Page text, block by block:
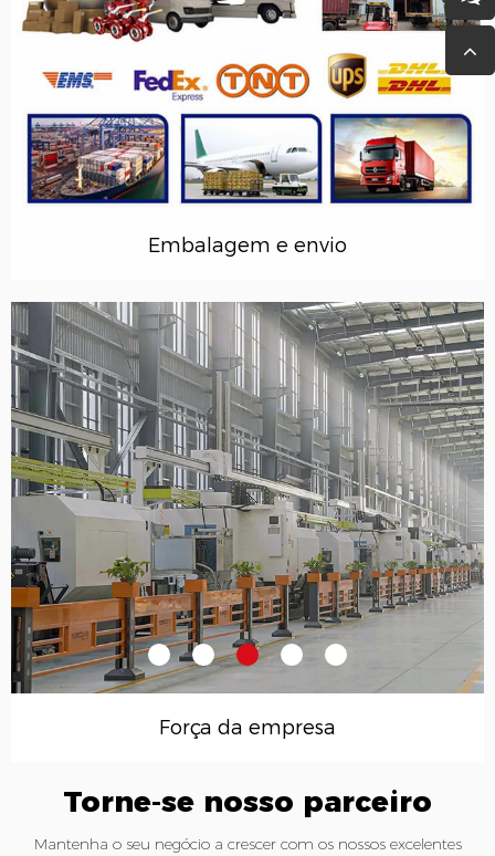
Embalagem e envio
Força da empresa
Torne-se nosso parceiro
Mantenha o seu negócio a crescer com os nossos excelentes